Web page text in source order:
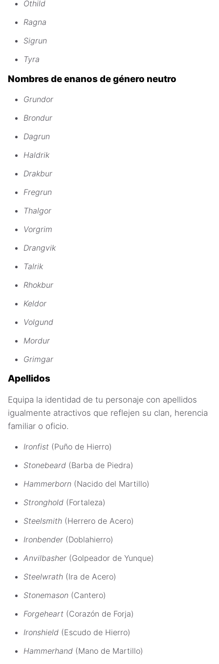
Othild
Ragna
Sigrun
Tyra
Nombres de enanos de género neutro
Grundor
Brondur
Dagrun
Haldrik
Drakbur
Fregrun
Thalgor
Vorgrim
Drangvik
Talrik
Rhokbur
Keldor
Volgund
Mordur
Grimgar
Apellidos
Equipa la identidad de tu personaje con apellidos
igualmente atractivos que reflejen su clan, herencia
familiar o oficio.
Ironfist (Puño de Hierro)
Stonebeard (Barba de Piedra)
Hammerborn (Nacido del Martillo)
Stronghold (Fortaleza)
Steelsmith (Herrero de Acero)
Ironbender (Doblahierro)
Anvilbasher (Golpeador de Yunque)
Steelwrath (Ira de Acero)
Stonemason (Cantero)
Forgeheart (Corazón de Forja)
Ironshield (Escudo de Hierro)
Hammerhand (Mano de Martillo)